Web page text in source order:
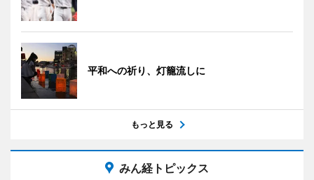
平和への祈り、灯籠流しに
もっと見る
みん経トピックス